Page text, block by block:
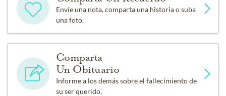
Envíe una nota, comparta una historia o suba
una foto.
Comparta
Un Obituario
Informe a los demás sobre el fallecimiento de
su ser querido.